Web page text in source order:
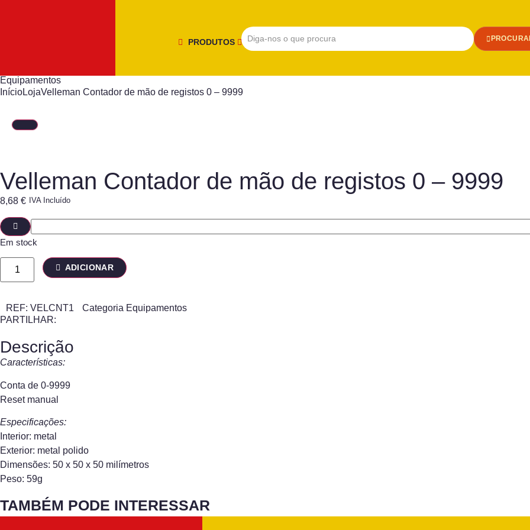
PRODUTOS
Equipamentos
InícioLojaVelleman Contador de mão de registos 0 – 9999
Velleman Contador de mão de registos 0 – 9999
8,68 € IVA Incluído
Em stock
ADICIONAR
REF: VELCNT1 Categoria Equipamentos
PARTILHAR:
Descrição
Características:
Conta de 0-9999
Reset manual
Especificações:
Interior: metal
Exterior: metal polido
Dimensões: 50 x 50 x 50 milímetros
Peso: 59g
TAMBÉM PODE INTERESSAR